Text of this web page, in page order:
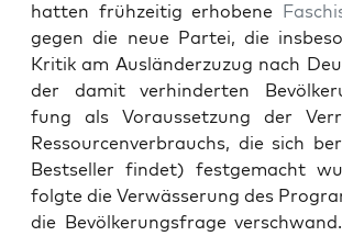
hat­ten frühzeit­ig erhobene
gegen die neue Partei, die
Kri­tik am Aus­län­derzuzug nach
der damit ver­hin­derten
fung als Voraus­set­zung der
Ressourcenver­brauchs, die sich
Best­seller find­et) fest­gemacht
fol­gte die Ver­wässerung des
die Bevölkerungs­frage